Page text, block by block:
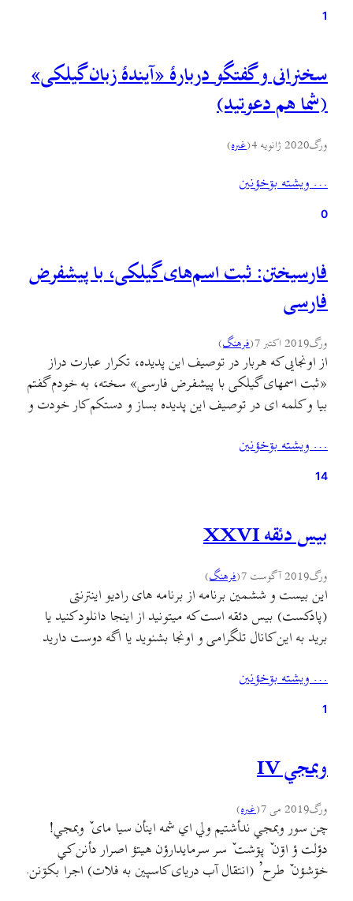
1
سخنرانی و گفتگو دربارهٔ «آیندهٔ زبان گیلکی»
(شما هم دعوتید)
ورگ2020 ژانویه 4 (غىره)
… ويشته بۊخؤنين
0
فارسیختن: ثبت اسم‌های گیلکی، با پیشفرض
فارسی
ورگ2019 اکتبر 7 (فرهنگ)
از اونجایی که هربار در توصیف این پدیده، تکرار عبارت دراز
«ثبت اسمهای گیلکی با پیشفرض فارسی» سخته، به خودم گفتم
بيا و کلمه ای در توصیف این پدیده بساز و دستکم کار خودت و
فکر کنن- کمی راحت کن. توی گیلکی فعل…
… ويشته بۊخؤنين
14
بیس دئقه XXVI
ورگ2019 آگوست 7 (فرهنگ)
این بیست و ششمین برنامه از برنامه های رادیو اینترنتی
(پادکست) بیس دئقه است که میتونید از اینجا دانلود کنید یا
برید به این کانال تلگرامی و اونجا بشنوید یا اگه دوست دارید
به کمک همرسانی و معرفی شما بیشتر خواهد شد. توی این
برنامه…
… ويشته بۊخؤنين
1
وبمجي IV
ورگ2019 می 7 (غىره)
چن سور وبمجي ندأشتيم ولي اي شمه اينأن سیا مای ٚ وبمجي!
دؤلت ؤ اۊن ٚ پۊشت ٚ سر سرمایدارؤن هيتؤ اصرار دأنن کي
خۊشؤن ٚ طرح’ (انتقال آب دریای کاسپین به فلات) اجرا بکۊنن.